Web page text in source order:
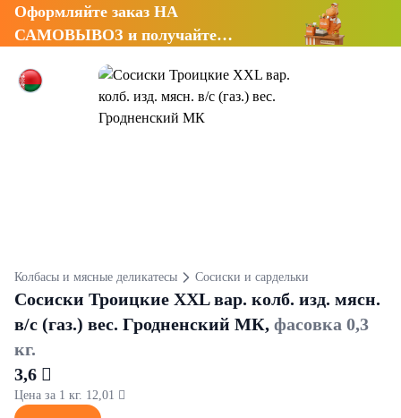
Оформляйте заказ НА
САМОВЫВОЗ и получайте
Колбасы и мясные деликатесы Сосиски и сардельки
Сосиски Троицкие XXL вар. колб. изд. мясн.
в/с (газ.) вес. Гродненский МК, фасовка 0,3
кг.
3,6 
Цена за 1 кг. 12,01 